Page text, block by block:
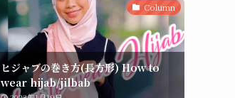
Column
ヒジャブの巻き方(長方形) How to
wear hijab/jilbab